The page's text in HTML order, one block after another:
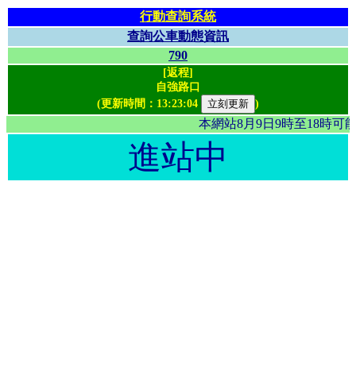
行動查詢系統
查詢公車動態資訊
790
[返程]
自強路口
(更新時間： 13:23:04 )
本網站8月9日9時至18
進站中